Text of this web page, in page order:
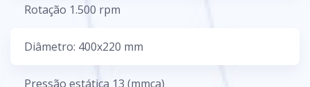
Rotação 1.500 rpm
Diâmetro: 400x220 mm
Pressão estática 13 (mmca)